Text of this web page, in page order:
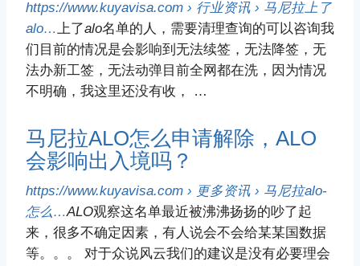
https://www.kuyavisa.com › 行业资讯 › 马尼拉上了
alo…
上了alo名单的人，需要清理查询的可以咨询我
们目前的情况是会影响到无法续签，无法降签，无
法办新工签，无法动弹目前全网都在洗，因为情况
不明确，我这里还没有收， …
马尼拉ALO怎么申请解除，ALO
会影响出入境吗？
https://www.kuyavisa.com › 更多资讯 › 马尼拉alo-
怎么…ALO观察这名单最近被沸沸扬扬的吵了起
来，很多不确定因素，有人说会不会给某某国数据
等。。。 对于众说风云我们的建议是没有必要理会